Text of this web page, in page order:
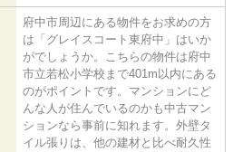
府中市周辺にある物件をお求めの方
は「グレイスコート東府中」はいか
がでしょうか。こちらの物件は府中
市立若松小学校まで401m以内にある
のがポイントです。マンションにど
んな人が住んでいるのかも中古マン
ションなら事前に知れます。外壁タ
イル張りは、他の建材と比べ耐久性